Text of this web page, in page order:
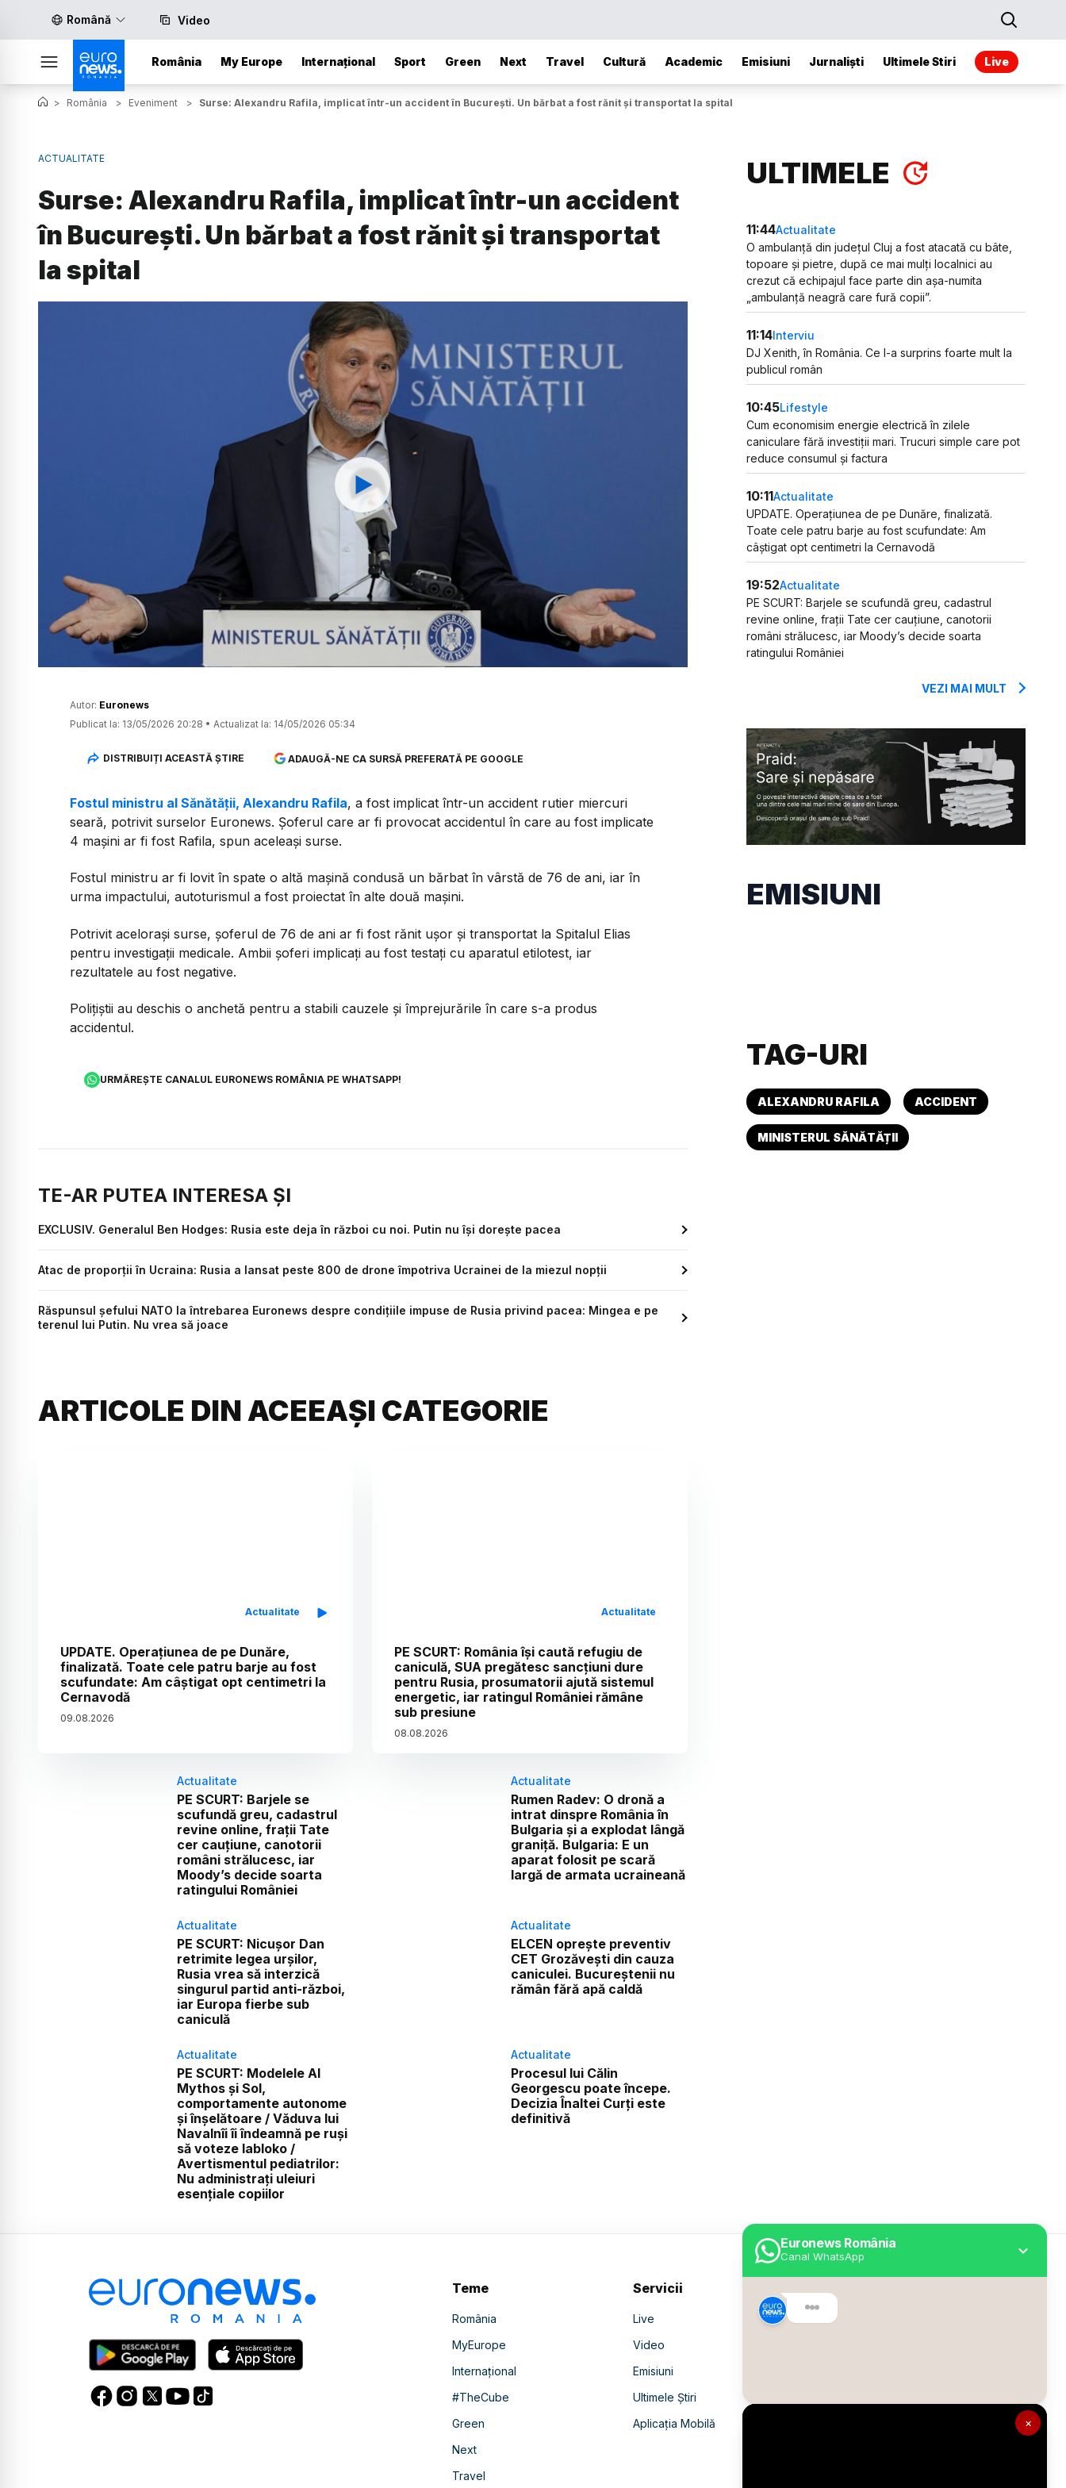
Română Video
România My Europe Internațional Sport Green Next Travel Cultură Academic Emisiuni Jurnaliști Ultimele Stiri Live
×
Euronews România
Canal WhatsApp
> România > Eveniment > Surse: Alexandru Rafila, implicat într-un accident în București. Un bărbat a fost rănit și transportat la spital
ACTUALITATE
Surse: Alexandru Rafila, implicat într-un accident
în București. Un bărbat a fost rănit și transportat
la spital
Watch
Autor: Euronews
Publicat la: 13/05/2026 20:28 • Actualizat la: 14/05/2026 05:34
DISTRIBUIȚI ACEASTĂ ȘTIRE ADAUGĂ-NE CA SURSĂ PREFERATĂ PE GOOGLE
Fostul ministru al Sănătății, Alexandru Rafila, a fost implicat într-un accident rutier miercuri
seară, potrivit surselor Euronews. Șoferul care ar fi provocat accidentul în care au fost implicate
4 mașini ar fi fost Rafila, spun aceleași surse.
Fostul ministru ar fi lovit în spate o altă mașină condusă un bărbat în vârstă de 76 de ani, iar în
urma impactului, autoturismul a fost proiectat în alte două mașini.
Potrivit acelorași surse, șoferul de 76 de ani ar fi fost rănit ușor și transportat la Spitalul Elias
pentru investigații medicale. Ambii șoferi implicați au fost testați cu aparatul etilotest, iar
rezultatele au fost negative.
Polițiștii au deschis o anchetă pentru a stabili cauzele și împrejurările în care s-a produs
accidentul.
URMĂREȘTE CANALUL EURONEWS ROMÂNIA PE WHATSAPP!
TE-AR PUTEA INTERESA ȘI
EXCLUSIV. Generalul Ben Hodges: Rusia este deja în război cu noi. Putin nu își dorește pacea
Atac de proporții în Ucraina: Rusia a lansat peste 800 de drone împotriva Ucrainei de la miezul nopții
Răspunsul șefului NATO la întrebarea Euronews despre condițiile impuse de Rusia privind pacea: Mingea e pe
terenul lui Putin. Nu vrea să joace
ARTICOLE DIN ACEEAȘI CATEGORIE
Actualitate
UPDATE. Operațiunea de pe Dunăre,
finalizată. Toate cele patru barje au fost
scufundate: Am câștigat opt centimetri la
Cernavodă
09.08.2026
Actualitate
PE SCURT: România își caută refugiu de
caniculă, SUA pregătesc sancțiuni dure
pentru Rusia, prosumatorii ajută sistemul
energetic, iar ratingul României rămâne
sub presiune
08.08.2026
Actualitate
PE SCURT: Barjele se
scufundă greu, cadastrul
revine online, frații Tate
cer cauțiune, canotorii
români strălucesc, iar
Moody’s decide soarta
ratingului României
Actualitate
Rumen Radev: O dronă a
intrat dinspre România în
Bulgaria și a explodat lângă
graniță. Bulgaria: E un
aparat folosit pe scară
largă de armata ucraineană
Actualitate
PE SCURT: Nicușor Dan
retrimite legea urșilor,
Rusia vrea să interzică
singurul partid anti-război,
iar Europa fierbe sub
caniculă
Actualitate
ELCEN oprește preventiv
CET Grozăvești din cauza
caniculei. Bucureștenii nu
rămân fără apă caldă
Actualitate
PE SCURT: Modelele AI
Mythos și Sol,
comportamente autonome
și înșelătoare / Văduva lui
Navalnîi îi îndeamnă pe ruși
să voteze Iabloko /
Avertismentul pediatrilor:
Nu administrați uleiuri
esențiale copiilor
Actualitate
Procesul lui Călin
Georgescu poate începe.
Decizia Înaltei Curți este
definitivă
ULTIMELE
11:44Actualitate
O ambulanță din județul Cluj a fost atacată cu bâte,
topoare și pietre, după ce mai mulți localnici au
crezut că echipajul face parte din așa-numita
„ambulanță neagră care fură copii”.
11:14Interviu
DJ Xenith, în România. Ce l-a surprins foarte mult la
publicul român
10:45Lifestyle
Cum economisim energie electrică în zilele
caniculare fără investiții mari. Trucuri simple care pot
reduce consumul și factura
10:11Actualitate
UPDATE. Operațiunea de pe Dunăre, finalizată.
Toate cele patru barje au fost scufundate: Am
câștigat opt centimetri la Cernavodă
19:52Actualitate
PE SCURT: Barjele se scufundă greu, cadastrul
revine online, frații Tate cer cauțiune, canotorii
români strălucesc, iar Moody’s decide soarta
ratingului României
VEZI MAI MULT
EMISIUNI
TAG-URI
ALEXANDRU RAFILA ACCIDENT
MINISTERUL SĂNĂTĂȚII
Teme
România
MyEurope
Internațional
#TheCube
Green
Next
Travel
Servicii
Live
Video
Emisiuni
Ultimele Știri
Aplicația Mobilă
Despre Euronews